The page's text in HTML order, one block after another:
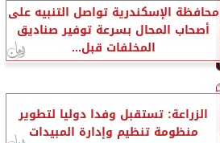
محافظة الإسكندرية تواصل التنبيه على
أصحاب المحال بسرعة توفير صناديق
المخلفات قبل...
الزراعة: تستقبل وفدا دوليا لتطوير
منظومة تنظيم وإدارة المبيدات